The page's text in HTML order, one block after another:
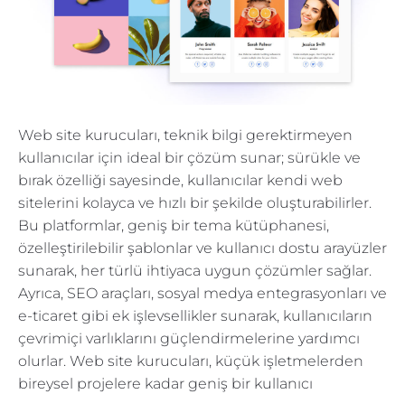
Web site kurucuları, teknik bilgi gerektirmeyen
kullanıcılar için ideal bir çözüm sunar; sürükle ve
bırak özelliği sayesinde, kullanıcılar kendi web
sitelerini kolayca ve hızlı bir şekilde oluşturabilirler.
Bu platformlar, geniş bir tema kütüphanesi,
özelleştirilebilir şablonlar ve kullanıcı dostu arayüzler
sunarak, her türlü ihtiyaca uygun çözümler sağlar.
Ayrıca, SEO araçları, sosyal medya entegrasyonları ve
e-ticaret gibi ek işlevsellikler sunarak, kullanıcıların
çevrimiçi varlıklarını güçlendirmelerine yardımcı
olurlar. Web site kurucuları, küçük işletmelerden
bireysel projelere kadar geniş bir kullanıcı